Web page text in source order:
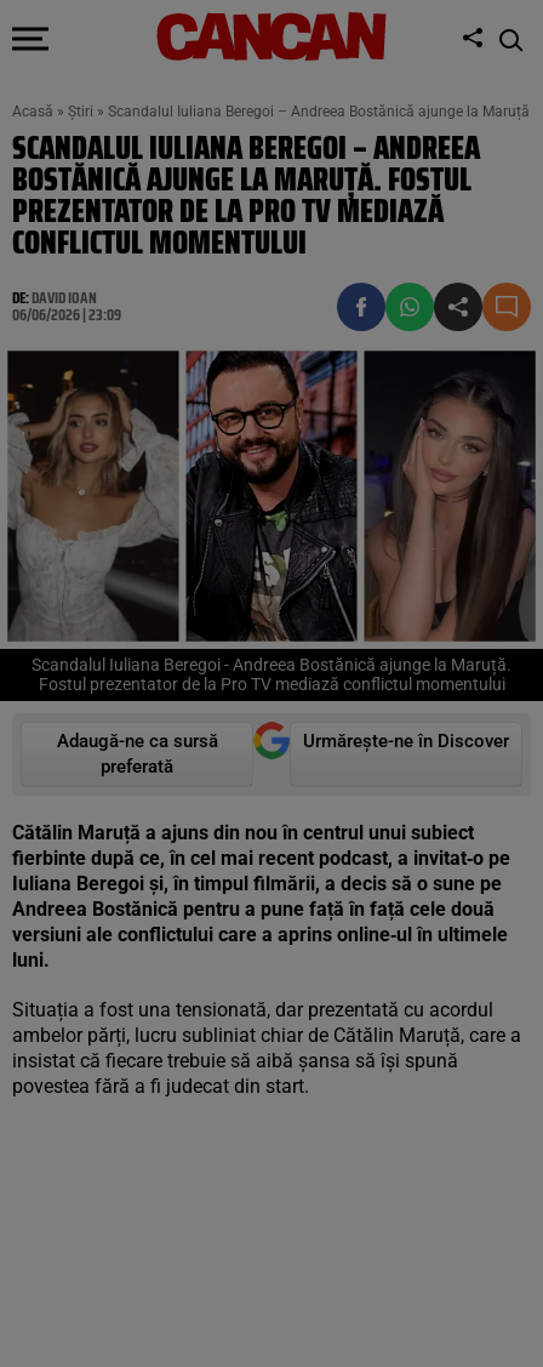
Acasă » Știri » Scandalul Iuliana Beregoi – Andreea Bostănică ajunge la
SCANDALUL IULIANA BEREGOI – ANDREEA
BOSTĂNICĂ AJUNGE LA MARUȚĂ. FOSTUL
PREZENTATOR DE LA PRO TV MEDIAZĂ
CONFLICTUL MOMENTULUI
DE:DAVID IOAN
06/06/2026 | 23:09
Scandalul Iuliana Beregoi - Andreea Bostănică ajunge la Maruță.
Fostul prezentator de la Pro TV mediază conflictul momentului
Adaugă-ne ca sursă
preferată
Urmărește-ne în Discover
Cătălin Maruță a ajuns din nou în centrul unui subiect
fierbinte după ce, în cel mai recent podcast, a invitat‑o pe
Iuliana Beregoi și, în timpul filmării, a decis să o sune pe
Andreea Bostănică pentru a pune față în față cele două
versiuni ale conflictului care a aprins online‑ul în ultimele
luni.
Situația a fost una tensionată, dar prezentată cu acordul
ambelor părți, lucru subliniat chiar de Cătălin Maruță, care a
insistat că fiecare trebuie să aibă șansa să își spună
povestea fără a fi judecat din start.